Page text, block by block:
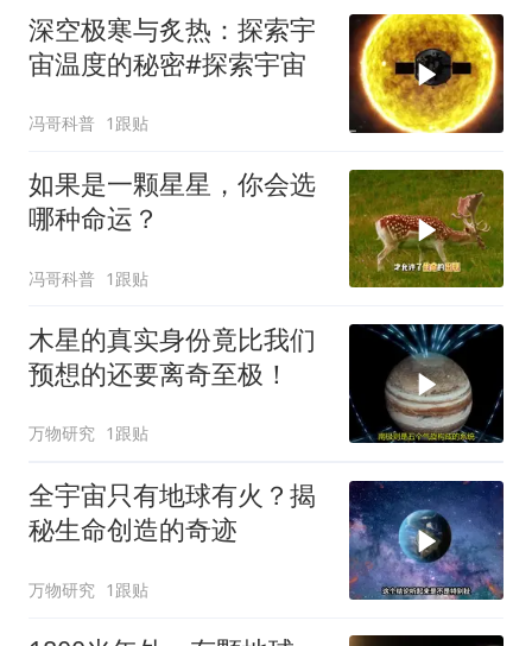
深空极寒与炙热：探索宇
宙温度的秘密#探索宇宙
冯哥科普 1跟贴
如果是一颗星星，你会选
哪种命运？
冯哥科普 1跟贴
木星的真实身份竟比我们
预想的还要离奇至极！
万物研究 1跟贴
全宇宙只有地球有火？揭
秘生命创造的奇迹
万物研究 1跟贴